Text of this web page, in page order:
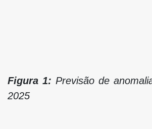
Figura 1: Previsão de
2025